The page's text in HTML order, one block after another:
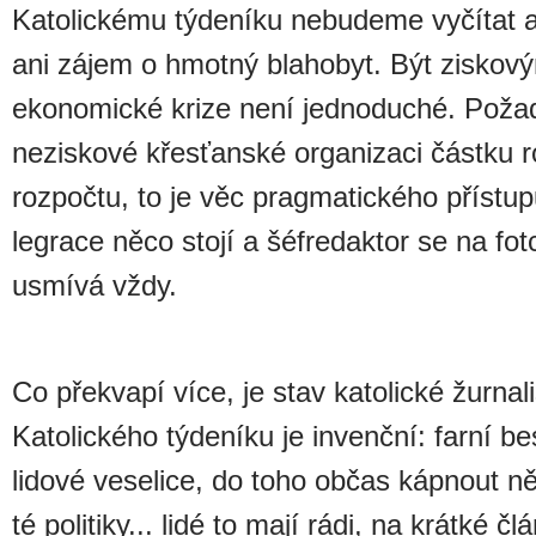
Katolickému týdeníku nebudeme vyčítat
ani zájem o hmotný blahobyt. Být
ekonomické krize není jednoduché.
neziskové křesťanské organizaci částku
rozpočtu, to je věc pragmatického
legrace něco stojí a šéfredaktor se na
usmívá vždy.
Co překvapí více, je stav katolické
Katolického týdeníku je invenční: farní
lidové veselice, do toho občas kápnout
té politiky... lidé to mají rádi, na krátké